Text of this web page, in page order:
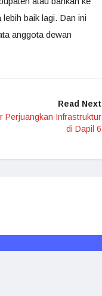
baik lagi. Dan ini
anggota dewan
Read Next
Perjuangkan Infrastruktur
di Dapil 6